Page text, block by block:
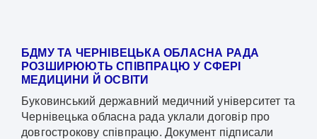
БДМУ ТА ЧЕРНІВЕЦЬКА ОБЛАСНА РАДА
РОЗШИРЮЮТЬ СПІВПРАЦЮ У СФЕРІ
МЕДИЦИНИ Й ОСВІТИ
Буковинський державний медичний університет та
Чернівецька обласна рада уклали договір про
довгострокову співпрацю. Документ підписали